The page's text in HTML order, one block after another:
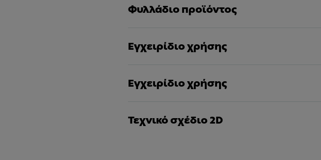
Φυλλάδιο προϊόντος
Εγχειρίδιο χρήσης
Εγχειρίδιο χρήσης
Τεχνικό σχέδιο 2D